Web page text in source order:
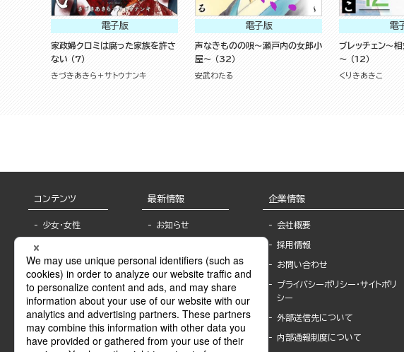
電子版
家政婦クロミは腐った家族を許さ
ない （7）
きづきあきら＋サトウナンキ
電子版
声なきものの唄～瀬戸内の女郎小
屋～ （32）
安武わたる
電
ブレッチェン～
～ （12）
くりきあきこ
コンテンツ
少女・女性
BL
ライトノベル
青年・一般
グラビア・写真
最新情報
お知らせ
報
書店様へ
海外ライセンシー
公式SNSアカウ
ント
企業情報
会社概要
採用情報
お問い合わせ
プライバシーポリシー・サイトポリ
シー
外部送信先について
内部通報制度について